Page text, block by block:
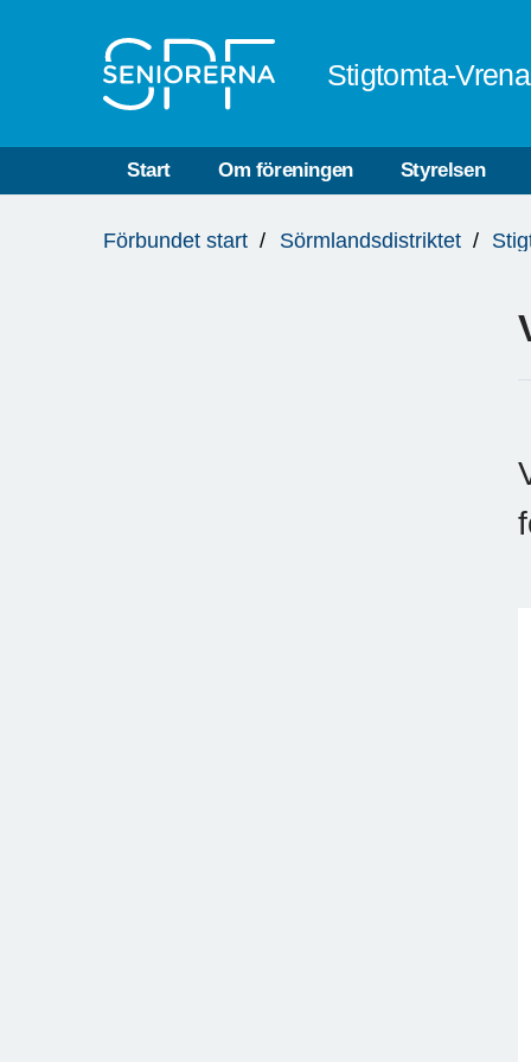
Stigtomta-
Start Om föreningen Styrelsen
är
Förbundet start Sörmlandsdistriktet